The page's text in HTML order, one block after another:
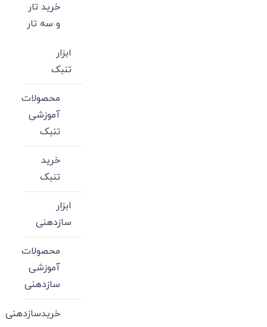
خرید تار
و سه تار
ابزار
تنبک
محصولات
آموزشی
تنبک
خرید
تنبک
ابزار
سازدهنی
محصولات
آموزشی
سازدهنی
خریدسازدهنی